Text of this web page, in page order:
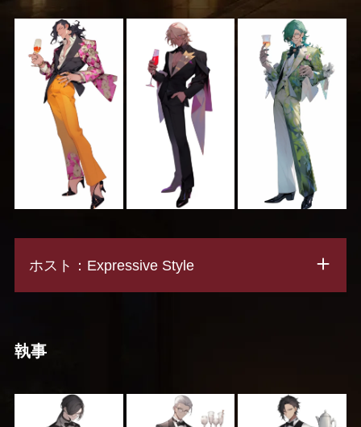
ホスト：Expressive Style
執事